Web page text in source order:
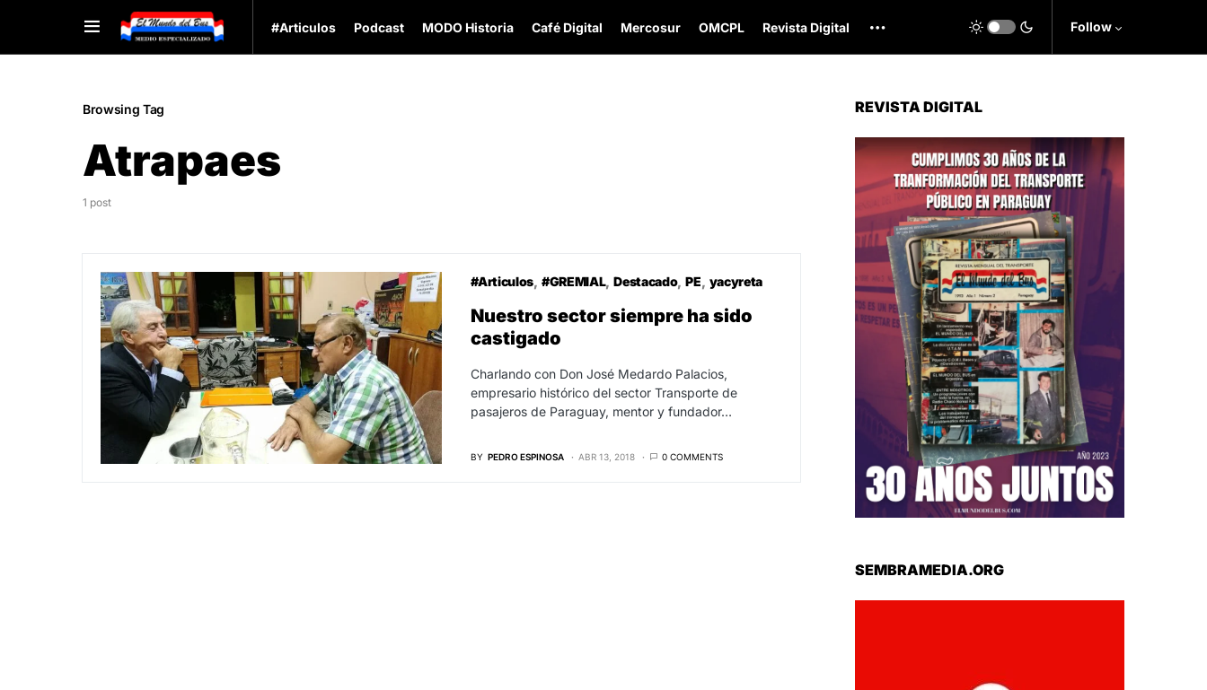
#Articulos Podcast MODO Historia Café Digital Mercosur OMCPL Revista Digital Follow
Browsing Tag
Atrapaes
1 post
#Articulos #GREMIAL Destacado PE yacyreta
Nuestro sector siempre ha sido
castigado
Charlando con Don José Medardo Palacios,
empresario histórico del sector Transporte de
pasajeros de Paraguay, mentor y fundador…
BY PEDRO ESPINOSA ABR 13, 2018 0 COMMENTS
REVISTA DIGITAL
SEMBRAMEDIA.ORG